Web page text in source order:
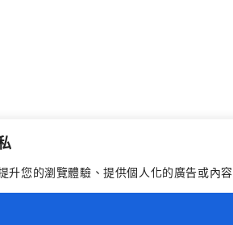
升您的瀏覽體驗、提供個人化的廣告或內